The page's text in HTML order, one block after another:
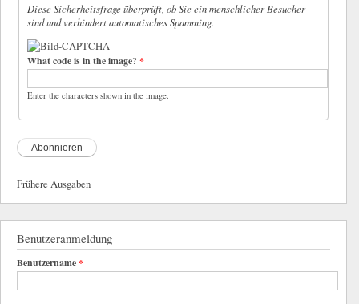
Diese Sicherheitsfrage überprüft, ob Sie ein menschlicher Besucher
sind und verhindert automatisches Spamming.
What code is in the image?*
Enter the characters shown in the image.
Frühere Ausgaben
Benutzeranmeldung
Benutzername*